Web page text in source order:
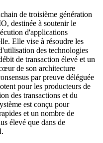
de troisième génération
destinée à soutenir le
d'applications
Elle vise à résoudre les
des technologies
de transaction élevé et un
de son architecture
par preuve déléguée
pour les producteurs de
des transactions et du
est conçu pour
et un nombre de
élevé que dans de